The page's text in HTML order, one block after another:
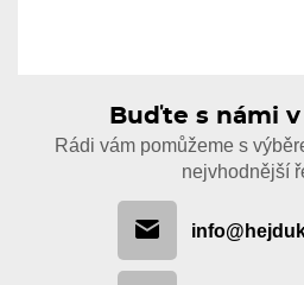
Buďte s námi
Rádi vám pomůžeme s
nejvhodnější